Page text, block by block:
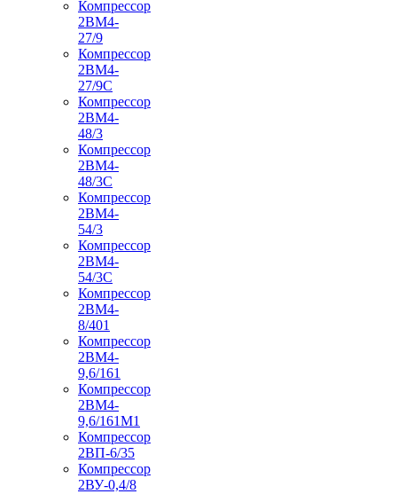
Компрессор
2ВМ4-
27/9
Компрессор
2ВМ4-
27/9С
Компрессор
2ВМ4-
48/3
Компрессор
2ВМ4-
48/3С
Компрессор
2ВМ4-
54/3
Компрессор
2ВМ4-
54/3С
Компрессор
2ВМ4-
8/401
Компрессор
2ВМ4-
9,6/161
Компрессор
2ВМ4-
9,6/161М1
Компрессор
2ВП-6/35
Компрессор
2ВУ-0,4/8